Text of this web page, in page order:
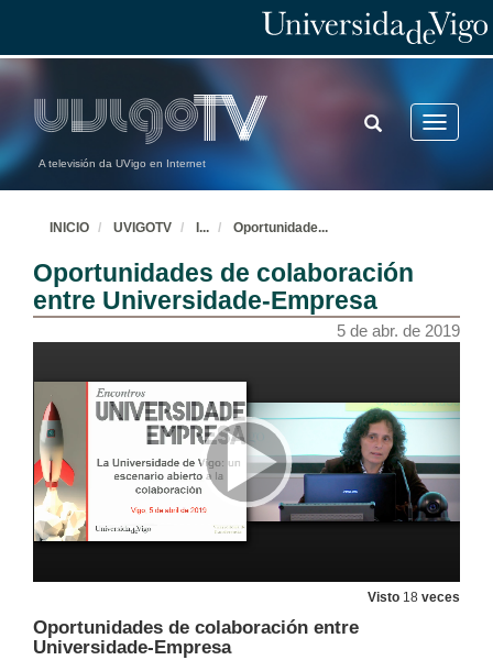
A televisión da UVigo en Internet
Toggle
TOGGLE
SEARCH
INICIO UVIGOTV ... Oportunidade...
Oportunidades de colaboración
entre Universidade-Empresa
5 de abr. de 2019
Visto 18 veces
Oportunidades de colaboración entre
Universidade-Empresa